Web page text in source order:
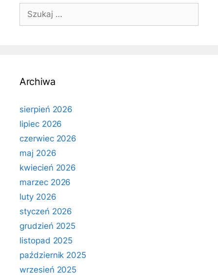
Szukaj:
Archiwa
sierpień 2026
lipiec 2026
czerwiec 2026
maj 2026
kwiecień 2026
marzec 2026
luty 2026
styczeń 2026
grudzień 2025
listopad 2025
październik 2025
wrzesień 2025